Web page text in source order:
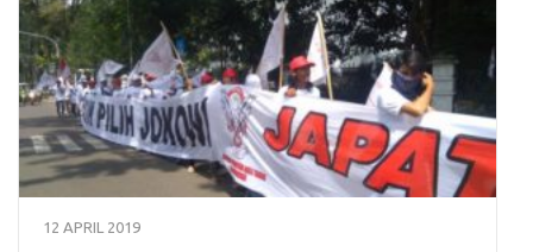
12 APRIL 2019